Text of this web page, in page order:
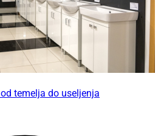
od temelja do useljenja